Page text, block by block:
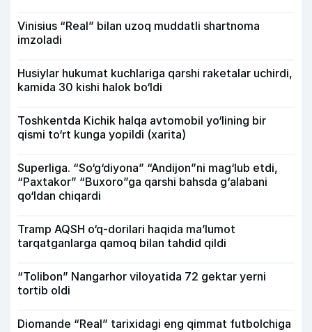
Vinisius “Real” bilan uzoq muddatli shartnoma
imzoladi
Husiylar hukumat kuchlariga qarshi raketalar uchirdi,
kamida 30 kishi halok bo‘ldi
Toshkentda Kichik halqa avtomobil yo‘lining bir
qismi to‘rt kunga yopildi (xarita)
Superliga. “So‘g‘diyona” “Andijon”ni mag‘lub etdi,
“Paxtakor” “Buxoro”ga qarshi bahsda g‘alabani
qo‘ldan chiqardi
Tramp AQSH o‘q-dorilari haqida ma’lumot
tarqatganlarga qamoq bilan tahdid qildi
“Tolibon” Nangarhor viloyatida 72 gektar yerni
tortib oldi
Diomande “Real” tarixidagi eng qimmat futbolchiga